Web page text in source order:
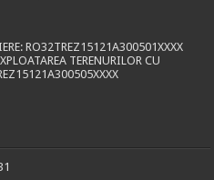
RO32TREZ15121A300501XXXX
TERENURILOR CU